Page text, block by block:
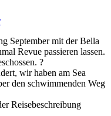
September mit der Bella
Revue passieren lassen.
?
wir haben am Sea
den schwimmenden Weg
Reisebeschreibung